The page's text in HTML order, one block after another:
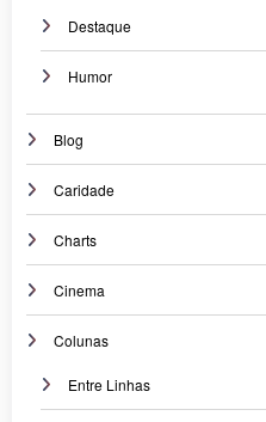
Destaque
Humor
Blog
Caridade
Charts
Cinema
Colunas
Entre Linhas